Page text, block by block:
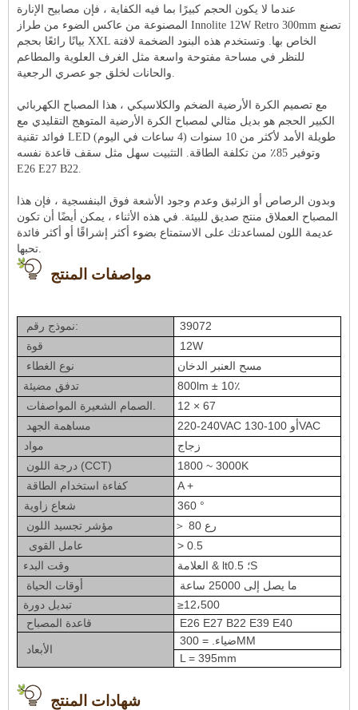
عندما لا يكون الحجم كبيرًا بما فيه الكفاية ، فإن مصابيح الإنارة
المصنوعة من عاكس الضوء من طراز Innolite 12W Retro 300mm تصنع
بيانًا رائعًا بحجم XXL الخاص بها. وتستخدم هذه البنود الضخمة لافتة
للنظر في مساحة مفتوحة واسعة مثل الغرف العلوية والمطاعم
والحانات لخلق جو عصري الرجعية.
مع تصميم الكرة الأرضية الضخم والكلاسيكي ، هذا المصباح الكهربائي
الكبير الحجم هو بديل مثالي لمصباح الكرة الأرضية المتوهج التقليدي مع
فوائد تقنية LED طويلة الأمد لأكثر من 10 سنوات (4 ساعات في اليوم)
وتوفير 85٪ من تكلفة الطاقة. التثبيت سهل مثل سقف قاعدة نفسه
E26 E27 B22.
وبدون الرصاص أو الزئبق وعدم وجود الأشعة فوق البنفسجية ، فإن هذا
المصباح العملاق منتج صديق للبيئة. في هذه الأثناء ، يمكن أيضًا أن تكون
عديمة اللون لمساعدتك على الاستمتاع بضوء أكثر إشراقًا أو أكثر فائدة
تحبها.
مواصفات المنتج
نموذج رقم:
39072
قوة
12W
نوع الغطاء
مسح العنبر الدخان
تدفق مضيئة
800lm ± 10٪
12 × 67
مساهمة الجهد
220-240VAC أو 100-130VAC
مواد
زجاج
درجة اللون (CCT)
1800 ~ 3000K
كفاءة استخدام الطاقة
A +
شعاع زاوية
360 °
مؤشر تجسيد اللون
＞ 80 رع
عامل القوى
> 0.5
وقت البدء
العلامة & lt؛ 0.5S
أوقات الحياة
ما يصل إلى 25000 ساعة
تبديل دورة
≥12،500
قاعدة المصباح
E26 E27 B22 E39 E40
الأبعاد
ضياء. = 300MM
L = 395mm
شهادات المنتج